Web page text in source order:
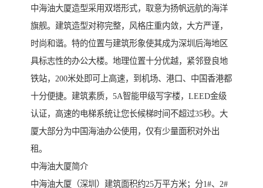
中海油大厦造型采用双塔形式，取意为扬帆远航的海洋
旗舰。建筑造型对称完整，风格庄重内敛，大方严谨，
时尚和谐。特的位置与建筑形象使其成为深圳后海地区
具标志性的办公大楼。地理位置十分优越，紧邻登良地
铁站，200米处即可上高速，到机场、港口、中国香港都
十分便捷。建筑素质，5A智能甲级写字楼，LEED金级
认证，高速的电梯系统让您长候梯时间不超过35秒。大
厦大部分为中国海油办公使用，仅有少量面积对外出
租。
中海油大厦简介
中海油大厦（深圳）建筑面积约25万平方米；分1#、2#